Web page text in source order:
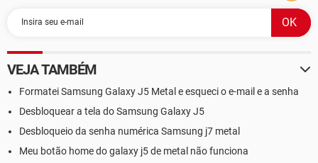
VEJA TAMBÉM
Formatei Samsung Galaxy J5 Metal e esqueci o e-mail e a senha
Desbloquear a tela do Samsung Galaxy J5
Desbloqueio da senha numérica Samsung j7 metal
Meu botão home do galaxy j5 de metal não funciona